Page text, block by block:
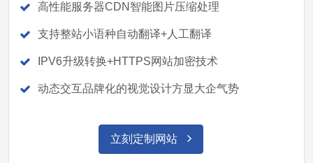
高性能服务器CDN智能图片压缩处理
支持整站小语种自动翻译+人工翻译
IPV6升级转换+HTTPS网站加密技术
动态交互品牌化的视觉设计方显大企气势
立刻定制网站